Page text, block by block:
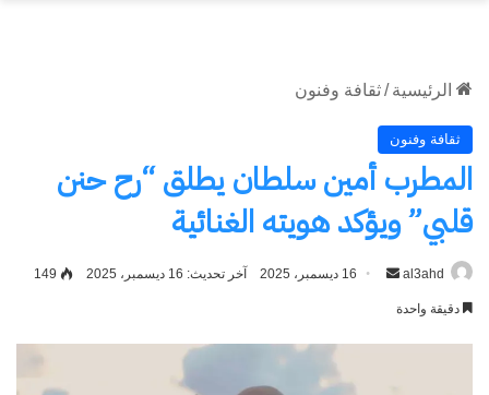
الرئيسية /ثقافة وفنون
ثقافة وفنون
المطرب أمين سلطان يطلق “رح حنن
قلبي” ويؤكد هويته الغنائية
al3ahd
أرسل 16 ديسمبر، 2025 آخر تحديث: 16 ديسمبر، 2025 149
دقيقة واحدة